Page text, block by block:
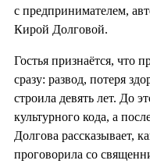
с предпринимателем,
Кирой Долговой.
Гостья признаётся, что
сразу: развод, потеря
строила девять лет. До
культурного кода, а
Долгова рассказывает,
проговорила со